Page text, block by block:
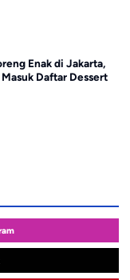
Enak di Jakarta,
Daftar Dessert